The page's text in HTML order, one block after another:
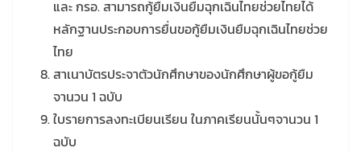
และ กรอ. สามารถกู้ยืมเงินยืมฉุกเฉินไทยช่วยไทยได้
หลักฐานประกอบการยื่นขอกู้ยืมเงินยืมฉุกเฉินไทยช่วย
ไทย
สาเนาบัตรประจาตัวนักศึกษาของนักศึกษาผู้ขอกู้ยืม
จานวน 1 ฉบับ
ใบรายการลงทะเบียนเรียน ในภาคเรียนนั้นๆจานวน 1
ฉบับ